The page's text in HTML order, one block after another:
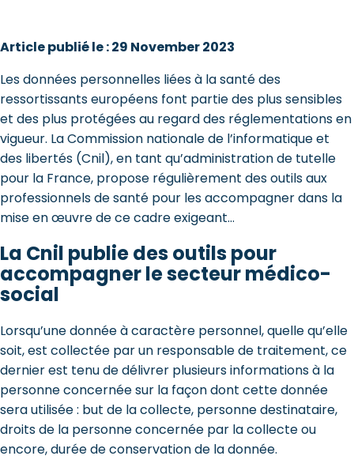
Article publié le : 29 November 2023
Les données personnelles liées à la santé des
ressortissants européens font partie des plus sensibles
et des plus protégées au regard des réglementations en
vigueur. La Commission nationale de l’informatique et
des libertés (Cnil), en tant qu’administration de tutelle
pour la France, propose régulièrement des outils aux
professionnels de santé pour les accompagner dans la
mise en œuvre de ce cadre exigeant…
La Cnil publie des outils pour
accompagner le secteur médico-
social
Lorsqu’une donnée à caractère personnel, quelle qu’elle
soit, est collectée par un responsable de traitement, ce
dernier est tenu de délivrer plusieurs informations à la
personne concernée sur la façon dont cette donnée
sera utilisée : but de la collecte, personne destinataire,
droits de la personne concernée par la collecte ou
encore, durée de conservation de la donnée.